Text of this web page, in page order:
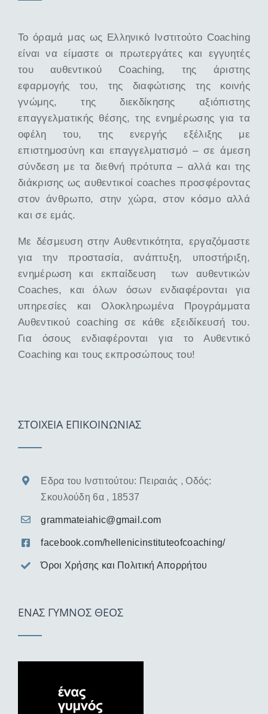
Το όραμά μας ως Ελληνικό Ινστιτούτο Coaching
είναι να είμαστε οι πρωτεργάτες και εγγυητές
του αυθεντικού Coaching, της άριστης
εφαρμογής του, της διαφώτισης της κοινής
γνώμης, της διεκδίκησης αξιόπιστης
επαγγελματικής θέσης, της ενημέρωσης για τα
οφέλη του, της ενεργής εξέλιξης με
επιστημοσύνη και επαγγελματισμό – σε άμεση
σύνδεση με τα διεθνή πρότυπα – αλλά και της
διάκρισης ως αυθεντικοί coaches προσφέροντας
στον άνθρωπο, στην χώρα, στον κόσμο αλλά
και σε εμάς.
Με δέσμευση στην Αυθεντικότητα, εργαζόμαστε
για την προστασία, ανάπτυξη, υποστήριξη,
ενημέρωση και εκπαίδευση των αυθεντικών
Coaches, και όλων όσων ενδιαφέρονται για
υπηρεσίες και Ολοκληρωμένα Προγράμματα
Αυθεντικού coaching σε κάθε εξειδίκευσή του.
Για όσους ενδιαφέρονται για το Αυθεντικό
Coaching και τους εκπροσώπους του!
ΣΤΟΙΧΕΙΑ ΕΠΙΚΟΙΝΩΝΙΑΣ
Εδρα του Ινστιτούτου: Πειραιάς , Οδός:
Σκουλούδη 6α , 18537
grammateiahic@gmail.com
facebook.com/hellenicinstituteofcoaching/
Όροι Χρήσης και Πολιτική Απορρήτου
ΕΝΑΣ ΓΥΜΝΟΣ ΘΕΟΣ